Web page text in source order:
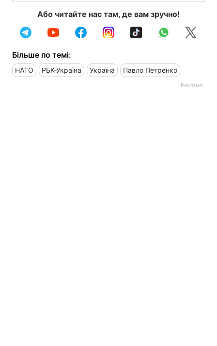
Або читайте нас там, де вам зручно!
Більше по темі:
НАТО РБК-Україна Україна Павло Петренко